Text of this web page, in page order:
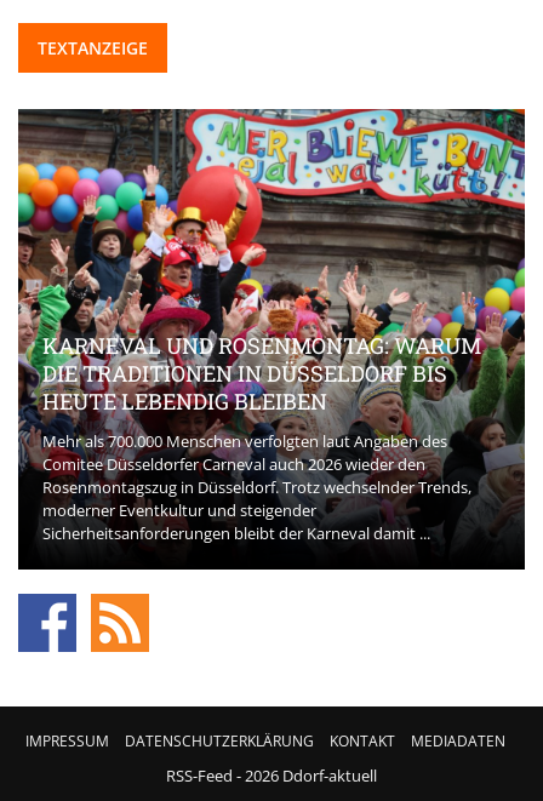
TEXTANZEIGE
KARNEVAL UND ROSENMONTAG: WARUM
DIE TRADITIONEN IN DÜSSELDORF BIS
HEUTE LEBENDIG BLEIBEN
Mehr als 700.000 Menschen verfolgten laut Angaben des
Comitee Düsseldorfer Carneval auch 2026 wieder den
Rosenmontagszug in Düsseldorf. Trotz wechselnder Trends,
moderner Eventkultur und steigender
Sicherheitsanforderungen bleibt der Karneval damit ...
IMPRESSUM DATENSCHUTZERKLÄRUNG KONTAKT MEDIADATEN
RSS-Feed - 2026 Ddorf-aktuell